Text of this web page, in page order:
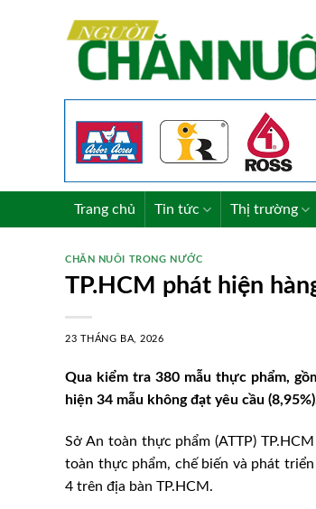
Trang chủ Tin tức Thị trường
CHĂN NUÔI TRONG NƯỚC
TP.HCM phát hiện
23 THÁNG BA, 2026
Qua kiểm tra 380 mẫu thực phẩm,
hiện 34 mẫu không đạt yêu cầu
Sở An toàn thực phẩm (ATTP)
toàn thực phẩm, chế biến và phát
4 trên địa bàn TP.HCM.